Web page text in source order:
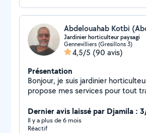
Jardinier horticulteur paysagi
Gennevilliers (Gresillons 3)
4,5/5 (90 avis)
Présentation
Bonjour, je suis jardinier horticulteur paysagiste ,
propose mes services pour tout
apporté au plantes , fertilisation
tout le matériel
Dernier avis laissé par Djamila :
Il y a plus de 6 mois
Réactif